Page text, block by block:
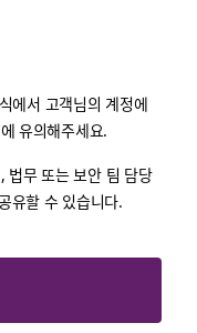
에서 고객님의 계정에
유의해주세요.
법무 또는 보안 팀 담당
유할 수 있습니다.